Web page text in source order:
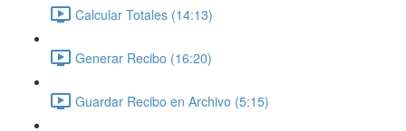
Calcular Totales (14:13)
Generar Recibo (16:20)
Guardar Recibo en Archivo (5:15)